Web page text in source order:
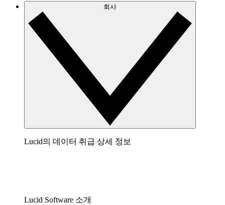
회사
Lucid의 데이터 취급 상세 정보
Lucid Software 소개